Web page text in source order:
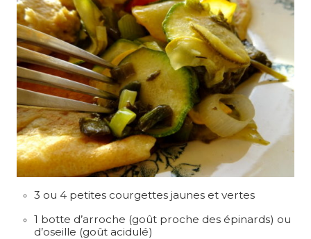
3 ou 4 petites courgettes jaunes et vertes
1 botte d’arroche (goût proche des épinards) ou
d’oseille (goût acidulé)